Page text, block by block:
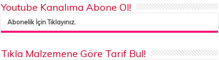
Youtube Kanalıma Abone Ol!
Abonelik İçin Tıklayınız.
Tıkla Malzemene Göre Tarif Bul!